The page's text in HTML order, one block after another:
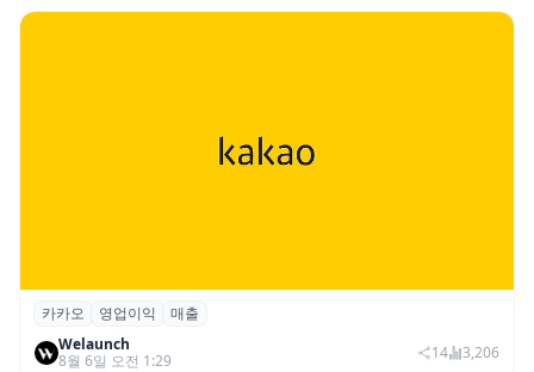
카카오, 2026년 2분기 매출 2조985억·영업
이익 2770억…역대 분기 최대
카카오 영업이익
매출
Welaunch
8월 6일 오전 1:29
14 3,206